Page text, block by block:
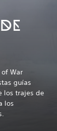
War
guías
los trajes de
los